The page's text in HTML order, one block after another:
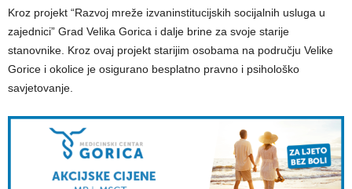
Kroz projekt “Razvoj mreže izvaninstitucijskih socijalnih usluga u
zajednici” Grad Velika Gorica i dalje brine za svoje starije
stanovnike. Kroz ovaj projekt starijim osobama na području Velike
Gorice i okolice je osigurano besplatno pravno i psihološko
savjetovanje.